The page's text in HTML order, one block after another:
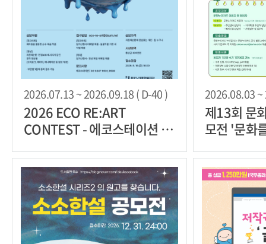
2026.07.13 ~ 2026.09.18 ( D-40 )
2026 ECO RE:ART
CONTEST - 에코스테이션 자
2026.08.03 ~
제13회 문
모전 '문화